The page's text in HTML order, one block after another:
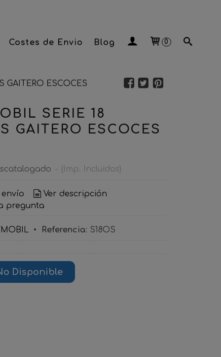
Costes de Envio Blog 0
GAITERO ESCOCES
SERIE 18
GAITERO ESCOCES
- (Imp. Incluidos)
envío
Ver descripción
pregunta
• Referencia: S18OS
Disponible